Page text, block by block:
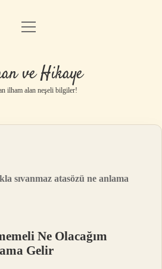
Anasayfa
Yasal Uyarı
menüyü
ve Hikaye
ilham alan neşeli bilgiler!
sıvanmaz atasözü ne anlama
Ne Olacağım
Gelir